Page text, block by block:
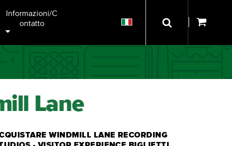
Informazioni/C
Ontatto
Lane
WINDMILL LANE RECORDING